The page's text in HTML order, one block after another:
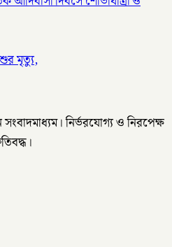
মৃত্যু,
সংবাদমাধ্যম। নির্ভরযোগ্য ও নিরপেক্ষ